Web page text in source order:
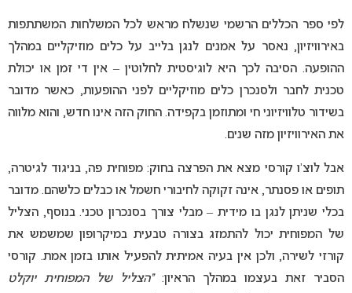
לפי ספר הכללים הרשמי שנשלח מראש לכל המשלחות המשתתפות
באירוויזיון, נאסר על אמנים לנגן בלייב על כלים מוזיקליים במהלך
ההופעה. הסיבה לכך היא לוגיסטית לחלוטין – אין די זמן או יכולת
טכנית לחבר ולסנכרן כלים מוזיקליים לפני ההופעות, כאשר מדובר
בשידור טלוויזיוני חי ומתוזמן בקפידה. החוק הזה אינו חדש, והוא מלווה
את האירוויזיון מזה שנים.
אבל לוצ’ו קורסי מצא את הפרצה בחוק: מפוחית פה, בניגוד לגיטרה,
תופים או פסנתר, אינה זקוקה לחיבורי חשמל או כבלים כלשהם. מדובר
בכלי שניתן לנגן בו מידית – מבלי צורך בסנכרון טכני. בנוסף, הצליל
של המפוחית יכול להתמזג בצורה טבעית במיקרופון שמשמש את
קורזי לשירה, ולכן אין בעיה אמיתית להפעיל אותו בזמן אמת. קורסי
הסביר זאת בעצמו במהלך הראיון: “הצליל של המפוחית יוקלט